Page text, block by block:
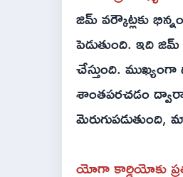
జిమ్ వర్కౌట్లకు
పెడుతుంది. ఇది
చేస్తుంది.
శాంతపరచడం ద్వారా
యోగా కార్డియోకు